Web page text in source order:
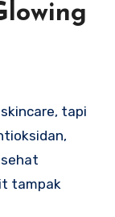
tapi
tampak